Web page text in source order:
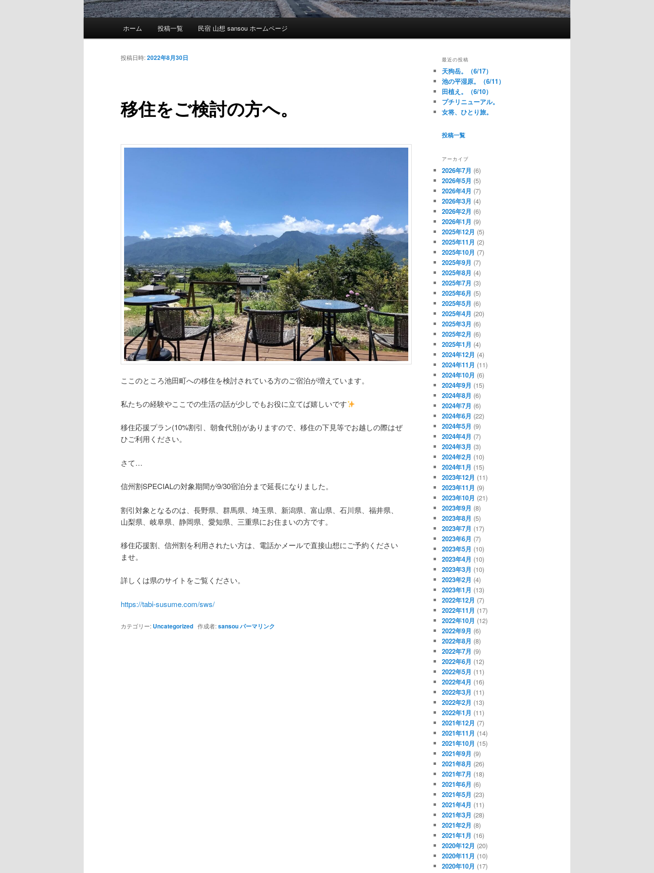
メ
イ
コ
テ
移
動
ホーム 投稿一覧 民宿 山想 sansou ホームページ
移住をご検討の方へ。
投稿日時:2022年8月30日
ここのところ池田町への移住を検討されている方のご宿泊が増えています。
私たちの経験やここでの生活の話が少しでもお役に立てば嬉しいです
移住応援プラン(10%割引、朝食代別)がありますので、移住の下見等でお越しの際はぜ
ひご利用ください。
さて…
信州割SPECIALの対象期間が9/30宿泊分まで延長になりました。
割引対象となるのは、長野県、群馬県、埼玉県、新潟県、富山県、石川県、福井県、
山梨県、岐阜県、静岡県、愛知県、三重県にお住まいの方です。
移住応援割、信州割を利用されたい方は、電話かメールで直接山想にご予約ください
ませ。
詳しくは県のサイトをご覧ください。
https://tabi-susume.com/sws/
カテゴリー: Uncategorized 作成者:sansouパーマリンク
最近の投稿
天狗岳。（6/17）
池の平湿原。（6/11）
田植え。（6/10）
プチリニューアル。
女将、ひとり旅。
投稿一覧
アーカイブ
2026年7月 (6)
2026年5月 (5)
2026年4月 (7)
2026年3月 (4)
2026年2月 (6)
2026年1月 (9)
2025年12月 (5)
2025年11月 (2)
2025年10月 (7)
2025年9月 (7)
2025年8月 (4)
2025年7月 (3)
2025年6月 (5)
2025年5月 (6)
2025年4月 (20)
2025年3月 (6)
2025年2月 (6)
2025年1月 (4)
2024年12月 (4)
2024年11月 (11)
2024年10月 (6)
2024年9月 (15)
2024年8月 (6)
2024年7月 (6)
2024年6月 (22)
2024年5月 (9)
2024年4月 (7)
2024年3月 (3)
2024年2月 (10)
2024年1月 (15)
2023年12月 (11)
2023年11月 (9)
2023年10月 (21)
2023年9月 (8)
2023年8月 (5)
2023年7月 (17)
2023年6月 (7)
2023年5月 (10)
2023年4月 (10)
2023年3月 (10)
2023年2月 (4)
2023年1月 (13)
2022年12月 (7)
2022年11月 (17)
2022年10月 (12)
2022年9月 (6)
2022年8月 (8)
2022年7月 (9)
2022年6月 (12)
2022年5月 (11)
2022年4月 (16)
2022年3月 (11)
2022年2月 (13)
2022年1月 (11)
2021年12月 (7)
2021年11月 (14)
2021年10月 (15)
2021年9月 (9)
2021年8月 (26)
2021年7月 (18)
2021年6月 (6)
2021年5月 (23)
2021年4月 (11)
2021年3月 (28)
2021年2月 (8)
2021年1月 (16)
2020年12月 (20)
2020年11月 (10)
2020年10月 (17)